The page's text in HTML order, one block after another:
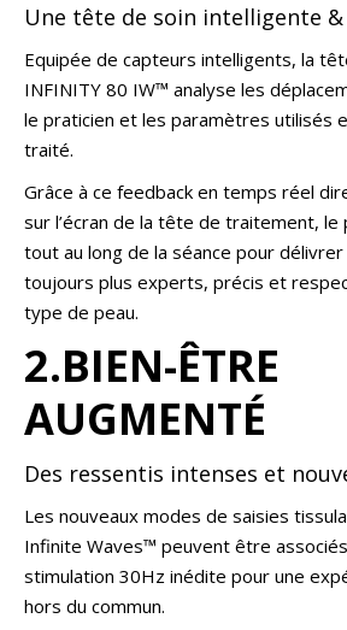
Une tête de soin intelligente
Equipée de capteurs intelligents, la
INFINITY 80 IW™ analyse les
le praticien et les paramètres utilisés
traité.
Grâce à ce feedback en temps réel
sur l’écran de la tête de traitement, le
tout au long de la séance pour
toujours plus experts, précis et
type de peau.
2.BIEN-ÊTRE
AUGMENTÉ
Des ressentis intenses et
Les nouveaux modes de saisies
Infinite Waves™ peuvent être
stimulation 30Hz inédite pour une
hors du commun.